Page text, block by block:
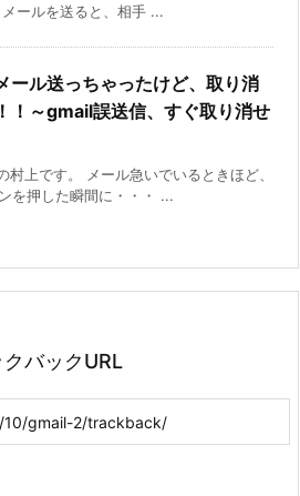
ールを送ると、相手 ...
ール送っちゃったけど、取り消
！～gmail誤送信、すぐ取り消せ
村上です。 メール急いでいるときほど、
を押した瞬間に・・・ ...
バックURL